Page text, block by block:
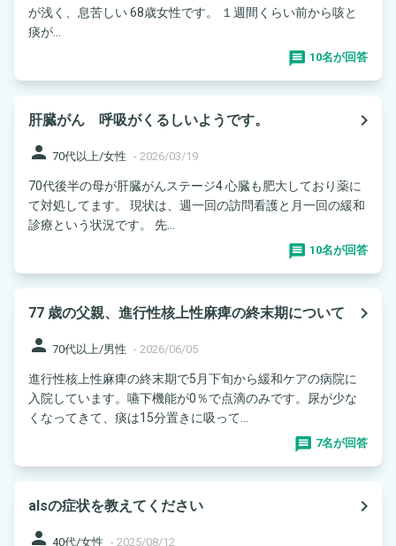
が浅く、息苦しい 68歳女性です。 １週間くらい前から咳と
痰が...
10名が回答
肝臓がん 呼吸がくるしいようです。
navigate_next
person 70代以上/女性 - 2026/03/19
70代後半の母が肝臓がんステージ4 心臓も肥大しており薬に
て対処してます。 現状は、週一回の訪問看護と月一回の緩和
診療という状況です。 先...
10名が回答
77 歳の父親、進行性核上性麻痺の終末期について
navigate_next
person 70代以上/男性 - 2026/06/05
進行性核上性麻痺の終末期で5月下旬から緩和ケアの病院に
入院しています。嚥下機能が0％で点滴のみです。尿が少な
くなってきて、痰は15分置きに吸って...
7名が回答
alsの症状を教えてください
navigate_next
person 40代/女性 - 2025/08/12